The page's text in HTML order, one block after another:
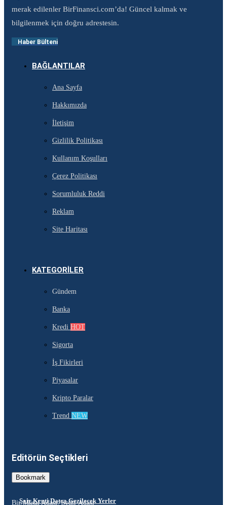
merak edilenler BirFinansci.com’da! Güncel kalmak ve
bilgilenmek için doğru adrestesin.
Haber Bülteni
BAĞLANTILAR
Ana Sayfa
Hakkımızda
İletişim
Gizlilik Politikası
Kullanım Koşulları
Çerez Politikası
Sorumluluk Reddi
Reklam
Site Haritası
KATEGORILER
Gündem
Banka
Kredi HOT
Sigorta
İş Fikirleri
Piyasalar
Kripto Paralar
Trend NEW
Editörün Seçtikleri
Bookmark
Şair Kenti Datça Gezilecek Yerler
Bir Masal Adası: Sedir Adası